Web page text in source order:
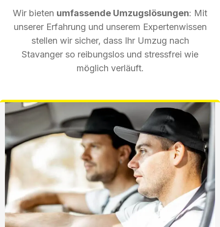
Wir bieten umfassende Umzugslösungen: Mit
unserer Erfahrung und unserem Expertenwissen
stellen wir sicher, dass Ihr Umzug nach
Stavanger so reibungslos und stressfrei wie
möglich verläuft.